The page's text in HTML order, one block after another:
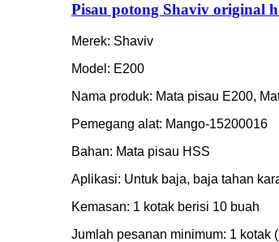
Pisau potong Shaviv original
Merek: Shaviv
Model: E200
Nama produk: Mata pisau E200,
Pemegang alat: Mango-15200016
Bahan: Mata pisau HSS
Aplikasi: Untuk baja, baja tahan
Kemasan: 1 kotak berisi 10 buah
Jumlah pesanan minimum: 1 kotak